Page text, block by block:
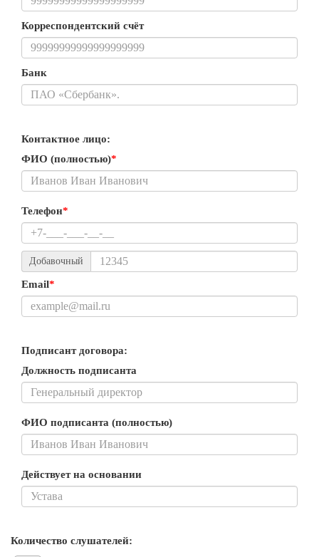
Корреспондентский счёт
Банк
Контактное лицо:
ФИО (полностью)*
Телефон*
Добавочный
Email*
Подписант договора:
Должность подписанта
ФИО подписанта (полностью)
Действует на основании
Количество слушателей: